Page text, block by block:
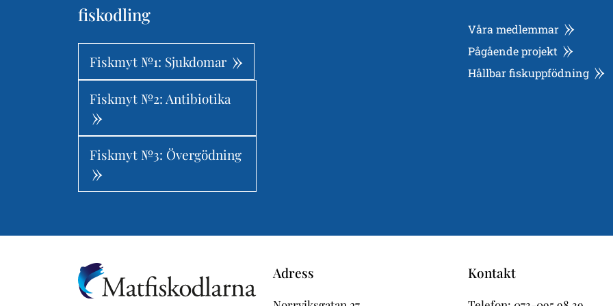
fiskodling
Fiskmyt №1: Sjukdomar
Fiskmyt №2: Antibiotika
Fiskmyt №3: Övergödning
Våra medlemmar
Pågående projekt
Hållbar fiskuppfödning
Adress Kontakt